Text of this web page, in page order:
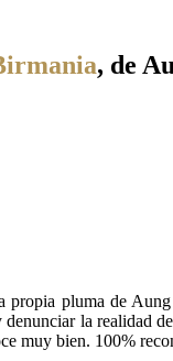
, de
propia pluma de
la realidad
muy bien. 100%